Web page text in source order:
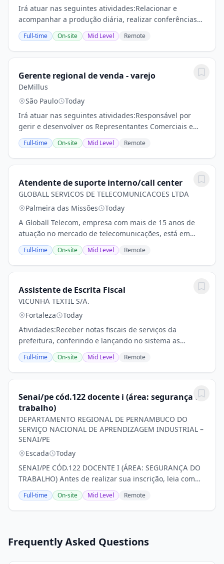
Irá atuar nas seguintes atividades:Relacionar e
acompanhar a produção diária, realizar conferências
variadas, preencher relatórios, guias, boletins, recibos,
emitir requisições de materiais,...
Full-time On-site Mid Level Remote
Gerente regional de venda - varejo
DeMillus
São Paulo
Today
Irá atuar nas seguintes atividades:Responsável por
gerir e desenvolver os Representantes Comerciais e
Gerentes de Contas Estratégicas, nos temas relativos a
ampliação da base de clientes, segmentação...
Full-time On-site Mid Level Remote
Atendente de suporte interno/call center
GLOBALL SERVICOS DE TELECOMUNICACOES LTDA
Palmeira das Missões
Today
A Globall Telecom, empresa com mais de 15 anos de
atuação no mercado de telecomunicações, está em
busca de um(a) Atendente em Suporte Interno/Call
Center para integrar nossa equipe na matriz, em...
Full-time On-site Mid Level Remote
Assistente de Escrita Fiscal
VICUNHA TEXTIL S/A.
Fortaleza
Today
Atividades:Receber notas fiscais de serviços da
prefeitura, conferindo e lançando no sistema as
informações para pagamento;Gerar relatório dos fretes
sobre saídas, conferindo as informações fiscais...
Full-time On-site Mid Level Remote
Senai/pe cód.122 docente i (área: segurança do
trabalho)
DEPARTAMENTO REGIONAL DE PERNAMBUCO DO
SERVIÇO NACIONAL DE APRENDIZAGEM INDUSTRIAL –
SENAI/PE
Escada
Today
SENAI/PE CÓD.122 DOCENTE I (ÁREA: SEGURANÇA DO
TRABALHO) Antes de realizar sua inscrição, leia com
atenção as informações disponíveis nas Regras do
Processo Seletivo SENAI (clique aqui)- INSCRIÇÕES:...
Full-time On-site Mid Level Remote
Frequently Asked Questions